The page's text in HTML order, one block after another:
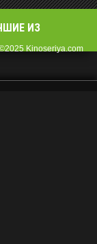
ИЗ
Kinoseriya.com